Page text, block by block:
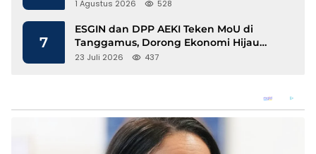
1 Agustus 2026 528
7
ESGIN dan DPP AEKI Teken MoU di
Tanggamus, Dorong Ekonomi Hijau
Berbasis Kopi dan Perdagangan Karbon
23 Juli 2026 437